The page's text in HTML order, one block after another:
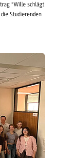
"Wille schlägt
Studierenden